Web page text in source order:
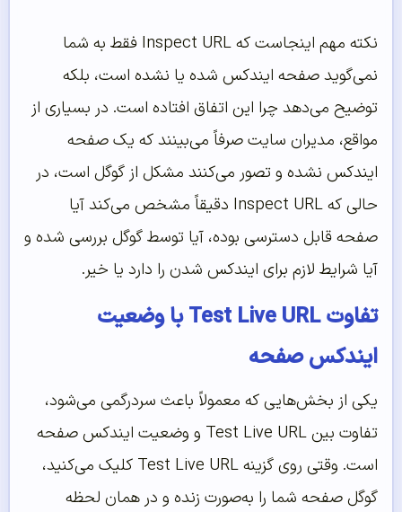
نکته مهم اینجاست که Inspect URL فقط به شما
نمی‌گوید صفحه ایندکس شده یا نشده است، بلکه
توضیح می‌دهد چرا این اتفاق افتاده است. در بسیاری از
مواقع، مدیران سایت صرفاً می‌بینند که یک صفحه
ایندکس نشده و تصور می‌کنند مشکل از گوگل است، در
حالی که Inspect URL دقیقاً مشخص می‌کند آیا
صفحه قابل دسترسی بوده، آیا توسط گوگل بررسی شده و
آیا شرایط لازم برای ایندکس شدن را دارد یا خیر.
تفاوت Test Live URL با وضعیت
ایندکس صفحه
یکی از بخش‌هایی که معمولاً باعث سردرگمی می‌شود،
تفاوت بین Test Live URL و وضعیت ایندکس صفحه
است. وقتی روی گزینه Test Live URL کلیک می‌کنید،
گوگل صفحه شما را به‌صورت زنده و در همان لحظه